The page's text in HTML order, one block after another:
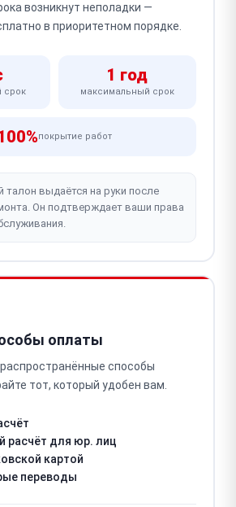
возникнут неполадки —
в приоритетном порядке.
срок
1 год
максимальный срок
покрытие работ
талон выдаётся на руки после
Он подтверждает ваши права
оплаты
способы
тот, который удобен вам.
расчёт для юр. лиц
картой
переводы